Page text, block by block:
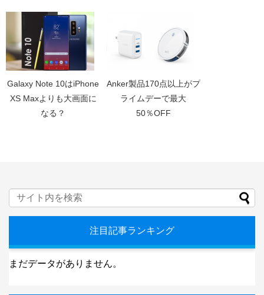
Galaxy Note 10はiPhone
XS Maxよりも大画面に
なる？
Anker製品170点以上がプ
ライムデーで最大
50％OFF
注目記事ランキング
まだデータがありません。